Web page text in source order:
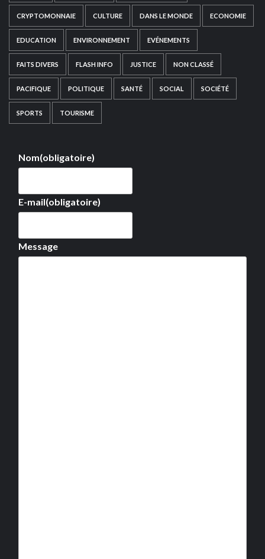
CRYPTOMONNAIE CULTURE DANS LE MONDE ECONOMIE
EDUCATION ENVIRONNEMENT EVÉNEMENTS
FAITS DIVERS FLASH INFO JUSTICE NON CLASSÉ
PACIFIQUE POLITIQUE SANTÉ SOCIAL SOCIÉTÉ
SPORTS TOURISME
Nom(obligatoire)
E-mail(obligatoire)
Message